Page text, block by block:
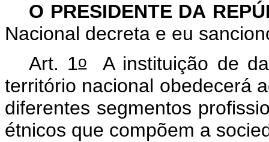
O PRESIDENTE DA
Nacional decreta e eu
Art. 1oA instituição de
território nacional obedecerá
diferentes segmentos
étnicos que compõem a